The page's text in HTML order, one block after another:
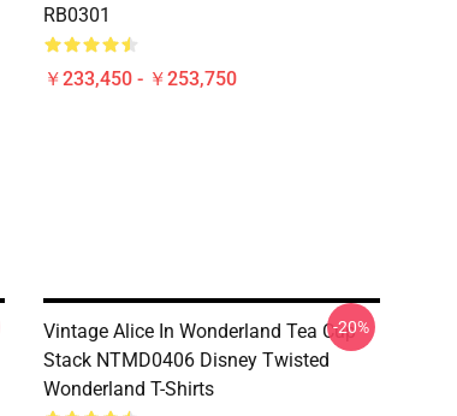
RB0301
￥233,450 - ￥253,750
Vintage Alice In Wonderland Tea Cup
Stack NTMD0406 Disney Twisted
Wonderland T-Shirts
-20%